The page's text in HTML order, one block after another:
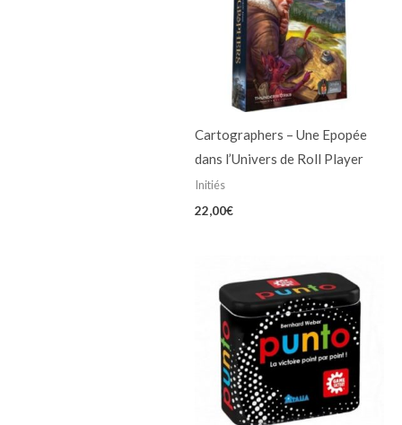
Cartographers – Une Epopée
dans l’Univers de Roll Player
Initiés
22,00€